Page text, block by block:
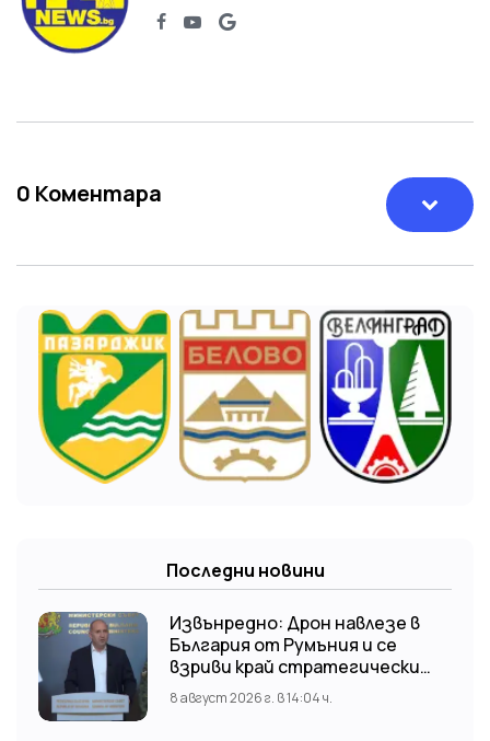
0 Коментара
Последни новини
Извънредно: Дрон навлезе в
България от Румъния и се
взриви край стратегически
обект
8 август 2026 г. в 14:04 ч.